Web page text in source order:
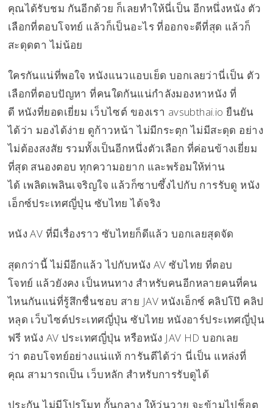
คุณได้รับชม กันอีกด้วย ก็เลยทำให้นี่เป็น อีกหนึ่งหนัง ตัว
เลือกที่ตอบโจทย์ แล้วก็เป็นอะไร ที่ออกจะดีที่สุด แล้วก็
สะดุดตา ไม่น้อย
ใครกันแน่ที่พอใจ หนังแนวแอบเย็ด บอกเลยว่านี่เป็น ตัว
เลือกที่ตอบปัญหา ที่คนใดกันแน่กำลังมองหาหนัง ที่
ดี หนังที่ยอดเยี่ยม เว็บไซต์ ของเรา avsubthai.io ยืนยัน
ได้ว่า มองได้ง่าย ดูก้าวหน้า ไม่มีกระตุก ไม่มีสะดุด อย่าง
ไม่ต้องสงสัย รวมทั้งเป็นอีกหนึ่งตัวเลือก ที่ค่อนข้างเยี่ยม
ที่สุด สนองตอบ ทุกความอยาก และพร้อมให้ท่าน
ได้ เพลิดเพลินเจริญใจ แล้วก็ซาบซึ้งไปกับ การรับดู หนัง
เอ็กซ์ประเทศญี่ปุ่น ซับไทย ได้จริง
หนัง AV ที่มีเรื่องราว ซับไทยก็ดีแล้ว บอกเลยสุดจัด
สุดกว่านี้ ไม่มีอีกแล้ว ไปกับหนัง AV ซับไทย ที่ตอบ
โจทย์ แล้วยังคง เป็นหนทาง สำหรับคนอีกหลายคนที่คน
ไหนกันแน่ที่รู้สึกชื่นชอบ สาย JAV หนังเอ็กซ์ คลิปโป๊ คลิป
หลุด เว็บไซต์ประเทศญี่ปุ่น ซับไทย หนังอาร์ประเทศญี่ปุ่น
ฟรี หนัง AV ประเทศญี่ปุ่น หรือหนัง JAV HD บอกเลย
ว่า ตอบโจทย์อย่างแน่แท้ การันตีได้ว่า นี่เป็น แหล่งที่
คุณ สามารถเป็น เว็บหลัก สำหรับการรับดูได้
ประกัน ไม่มีโปรโมท กั้นกลาง ให้วุ่นวาย จะข้ามไปช็อต